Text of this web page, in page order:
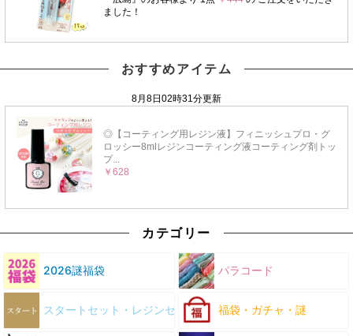
おすすめアイテム
カテゴリー
2026謎福袋 パラコード
スタートセット・レジンセット 福袋・ガチャ・謎